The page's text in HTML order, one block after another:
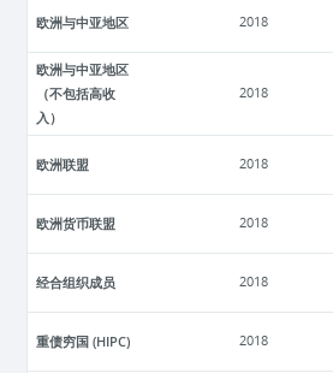
欧洲与中亚地区 2018
欧洲与中亚地区
（不包括高收
入）
2018
欧洲联盟 2018
欧洲货币联盟 2018
经合组织成员 2018
重债穷国 (HIPC) 2018